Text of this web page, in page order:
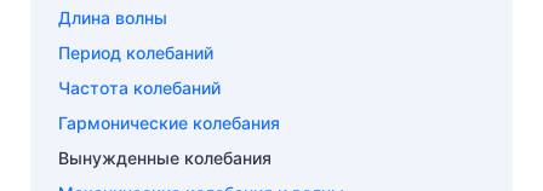
Длина волны
Период колебаний
Частота колебаний
Гармонические колебания
Вынужденные колебания